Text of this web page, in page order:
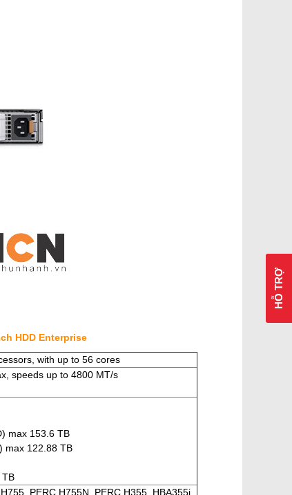
HỖ TRỢ
HDD Enterprise
with up to 56 cores
speeds up to 4800 MT/s
max 153.6 TB
max 122.88 TB
TB
PERC H755N, PERC H355, HBA355i